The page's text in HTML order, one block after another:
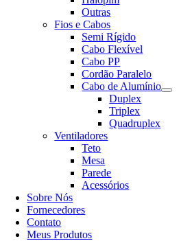
Outras
Fios e Cabos
Semi Rígido
Cabo Flexível
Cabo PP
Cordão Paralelo
Cabo de Alumínio
Duplex
Triplex
Quadruplex
Ventiladores
Teto
Mesa
Parede
Acessórios
Sobre Nós
Fornecedores
Contato
Meus Produtos